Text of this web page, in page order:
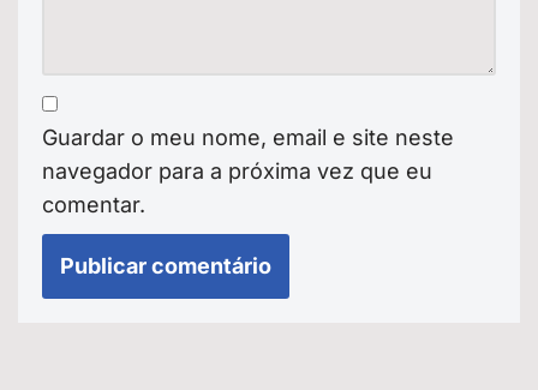
Guardar o meu nome, email e site neste
navegador para a próxima vez que eu
comentar.